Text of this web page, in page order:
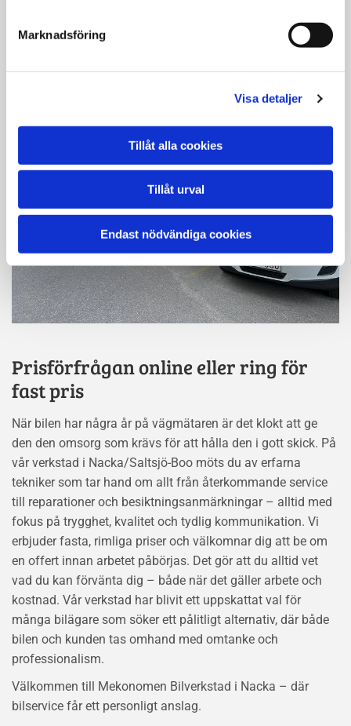
Marknadsföring
Visa detaljer
Tillåt alla cookies
Tillåt urval
Endast nödvändiga cookies
Prisförfrågan online eller ring för
fast pris
När bilen har några år på vägmätaren är det klokt att ge
den den omsorg som krävs för att hålla den i gott skick. På
vår verkstad i Nacka/Saltsjö-Boo möts du av erfarna
tekniker som tar hand om allt från återkommande service
till reparationer och besiktningsanmärkningar – alltid med
fokus på trygghet, kvalitet och tydlig kommunikation. Vi
erbjuder fasta, rimliga priser och välkomnar dig att be om
en offert innan arbetet påbörjas. Det gör att du alltid vet
vad du kan förvänta dig – både när det gäller arbete och
kostnad. Vår verkstad har blivit ett uppskattat val för
många bilägare som söker ett pålitligt alternativ, där både
bilen och kunden tas omhand med omtanke och
professionalism.
Välkommen till Mekonomen Bilverkstad i Nacka – där
bilservice får ett personligt anslag.